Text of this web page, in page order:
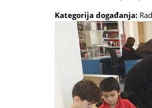
Kategorija događanja: